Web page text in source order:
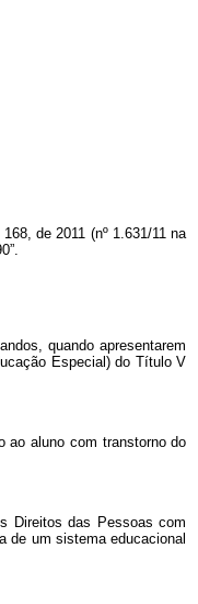
de 2011 (nº 1.631/11 na
quando apresentarem
Especial) do Título V
ao aluno com transtorno do
Direitos das Pessoas com
de um sistema educacional